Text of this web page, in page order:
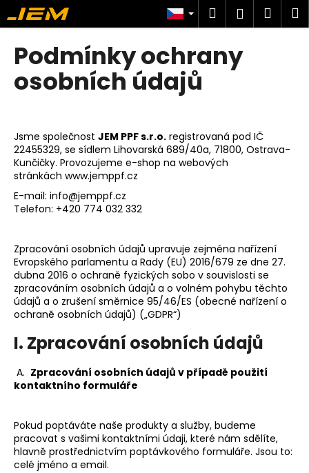
Přejít
na
obsah
Hledat
Podmínky ochrany
osobních údajů
Jsme společnost JEM PPF s.r.o. registrovaná pod IČ
22455329, se sídlem Lihovarská 689/40a, 71800, Ostrava-
Kunčičky. Provozujeme e-shop na webových
stránkách www.jemppf.cz
E-mail: info@jemppf.cz
Telefon: +420 774 032 332
Zpracování osobních údajů upravuje zejména nařízení
Evropského parlamentu a Rady (EU) 2016/679 ze dne 27.
dubna 2016 o ochraně fyzických sobo v souvislosti se
zpracováním osobních údajů a o volném pohybu těchto
údajů a o zrušení směrnice 95/46/ES (obecné nařízení o
ochraně osobních údajů) („GDPR“)
I. Zpracování osobních údajů
A. Zpracování osobních údajů v případě použití
kontaktního formuláře
Pokud poptáváte naše produkty a služby, budeme
pracovat s vašimi kontaktními údaji, které nám sdělíte,
hlavně prostřednictvím poptávkového formuláře. Jsou to:
celé jméno a email.
o
C
o
o
t
ř
e
b
u
e
t
e
n
j
t